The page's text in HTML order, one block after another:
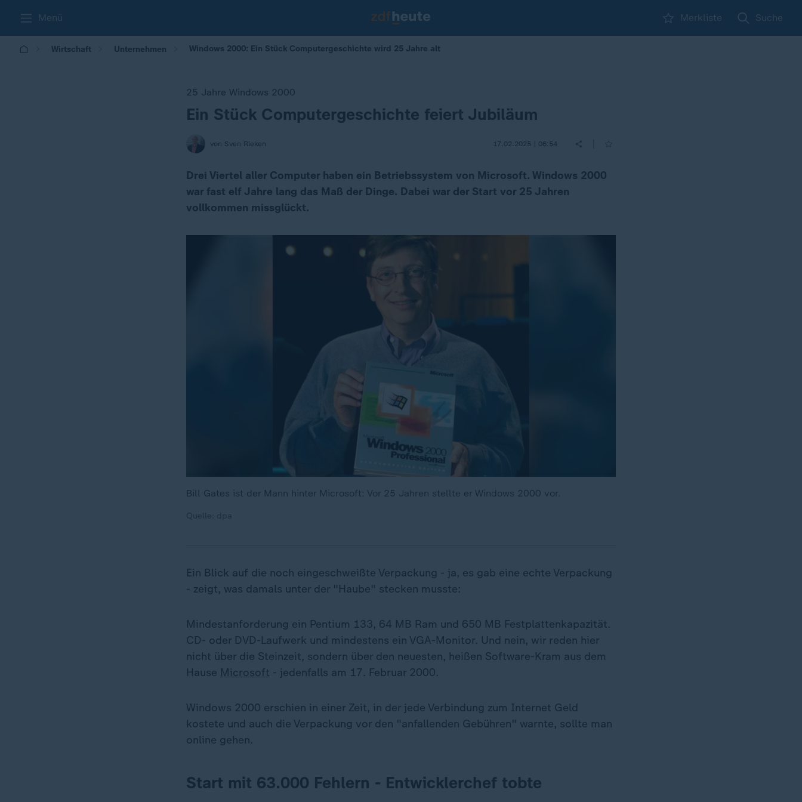
Menü Merkliste Suche
Wirtschaft Unternehmen Windows 2000: Ein Stück Computergeschichte wird 25 Jahre alt
25 Jahre Windows 2000
:Ein Stück Computergeschichte feiert Jubiläum
von Sven Rieken 17.02.2025 | 06:54
Drei Viertel aller Computer haben ein Betriebssystem von Microsoft. Windows 2000
war fast elf Jahre lang das Maß der Dinge. Dabei war der Start vor 25 Jahren
vollkommen missglückt.
Bill Gates ist der Mann hinter Microsoft: Vor 25 Jahren stellte er Windows 2000 vor.
Ein Blick auf die noch eingeschweißte Verpackung - ja, es gab eine echte Verpackung
- zeigt, was damals unter der "Haube" stecken musste:
Mindestanforderung ein Pentium 133, 64 MB Ram und 650 MB Festplattenkapazität.
CD- oder DVD-Laufwerk und mindestens ein VGA-Monitor. Und nein, wir reden hier
nicht über die Steinzeit, sondern über den neuesten, heißen Software-Kram aus dem
Hause Microsoft - jedenfalls am 17. Februar 2000.
Windows 2000 erschien in einer Zeit, in der jede Verbindung zum Internet Geld
kostete und auch die Verpackung vor den "anfallenden Gebühren" warnte, sollte man
online gehen.
Start mit 63.000 Fehlern - Entwicklerchef tobte